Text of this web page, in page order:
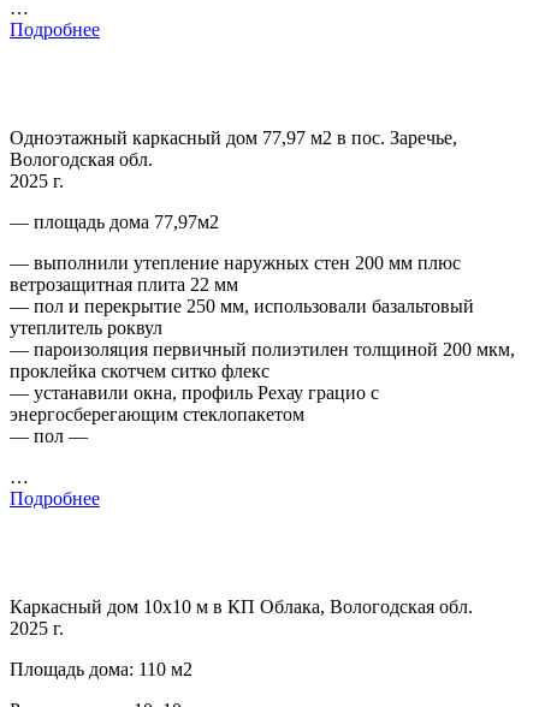
…
Подробнее
Одноэтажный каркасный дом 77,97 м2 в пос. Заречье,
Вологодская обл.
2025 г.
— площадь дома 77,97м2
— выполнили утепление наружных стен 200 мм плюс
ветрозащитная плита 22 мм
— пол и перекрытие 250 мм, использовали базальтовый
утеплитель роквул
— пароизоляция первичный полиэтилен толщиной 200 мкм,
проклейка скотчем ситко флекс
— устанавили окна, профиль Рехау грацио с
энергосберегающим стеклопакетом
— пол —
…
Подробнее
Каркасный дом 10х10 м в КП Облака, Вологодская обл.
2025 г.
Площадь дома: 110 м2